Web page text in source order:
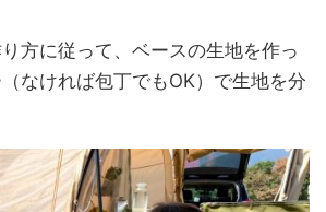
方に従って、ベースの生地を作っ
なければ包丁でもOK）で生地を分